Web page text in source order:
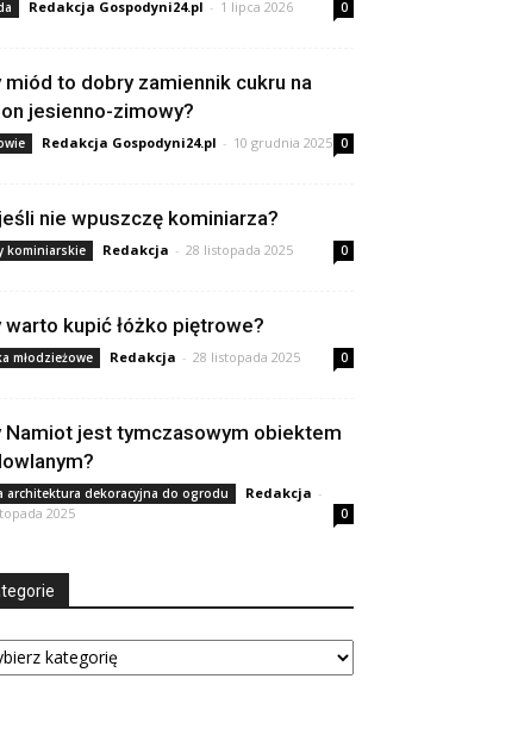
Redakcja Gospodyni24.pl - 1 lipca 2026 0
miód to dobry zamiennik cukru na
jesienno-zimowy?
Redakcja Gospodyni24.pl - 10 grudnia 2025 0
nie wpuszczę kominiarza?
kominiarskie Redakcja - 28 listopada 2025 0
warto kupić łóżko piętrowe?
młodzieżowe Redakcja - 28 listopada 2025 0
Namiot jest tymczasowym obiektem
architektura dekoracyjna do ogrodu Redakcja -
2025
0